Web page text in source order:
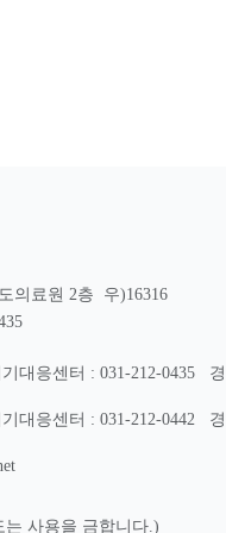
의료원 2층 우)16316
대응센터 : 031-212-0435
대응센터 : 031-212-0442
사용을 금합니다.)